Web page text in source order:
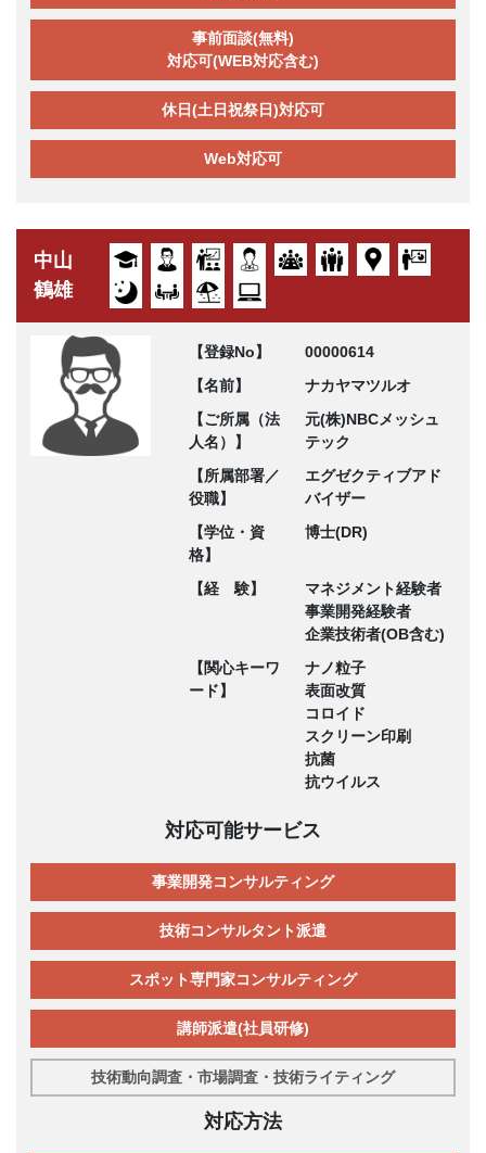
事前面談(無料)
対応可(WEB対応含む)
休日(土日祝祭日)対応可
Web対応可
中山
鶴雄
【登録No】
00000614
【名前】
ナカヤマツルオ
【ご所属（法
人名）】
元(株)NBCメッシュ
テック
【所属部署／
役職】
エグゼクティブアド
バイザー
【学位・資
格】
博士(DR)
【経 験】
マネジメント経験者
事業開発経験者
企業技術者(OB含む)
【関心キーワ
ード】
ナノ粒子
表面改質
コロイド
スクリーン印刷
抗菌
抗ウイルス
対応可能サービス
事業開発コンサルティング
技術コンサルタント派遣
スポット専門家コンサルティング
講師派遣(社員研修)
技術動向調査・市場調査・技術ライティング
対応方法